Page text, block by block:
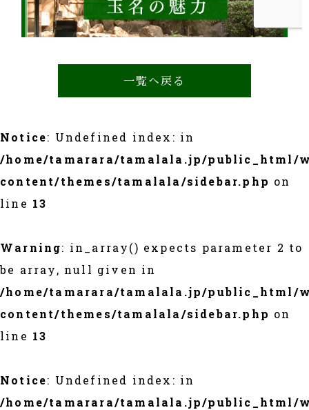
一覧へ戻る
Notice: Undefined index: in
/home/tamarara/tamalala.jp/public_html/
content/themes/tamalala/sidebar.php on
line 13
Warning: in_array() expects parameter 2 to
be array, null given in
/home/tamarara/tamalala.jp/public_html/
content/themes/tamalala/sidebar.php on
line 13
Notice: Undefined index: in
/home/tamarara/tamalala.jp/public_html/